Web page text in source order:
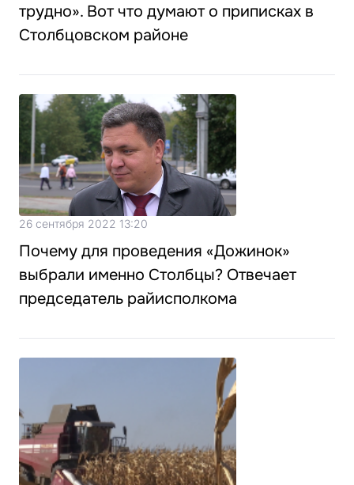
трудно». Вот что думают о приписках в
Столбцовском районе
26 сентября 2022 13:20
Почему для проведения «Дожинок»
выбрали именно Столбцы? Отвечает
председатель райисполкома